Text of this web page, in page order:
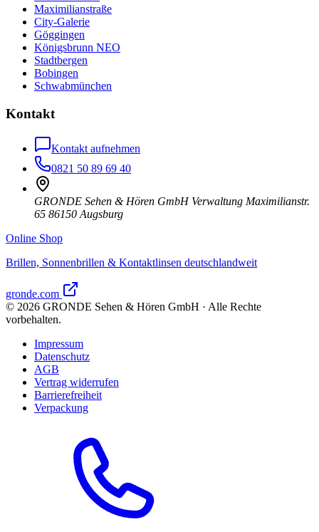
Maximilianstraße
City-Galerie
Göggingen
Königsbrunn NEO
Stadtbergen
Bobingen
Schwabmünchen
Kontakt
Kontakt aufnehmen
0821 50 89 69 40
GRONDE Sehen & Hören GmbH Verwaltung Maximilianstr.
65 86150 Augsburg
Online Shop
Brillen, Sonnenbrillen & Kontaktlinsen deutschlandweit
gronde.com
© 2026 GRONDE Sehen & Hören GmbH · Alle Rechte
vorbehalten.
Impressum
Datenschutz
AGB
Vertrag widerrufen
Barrierefreiheit
Verpackung